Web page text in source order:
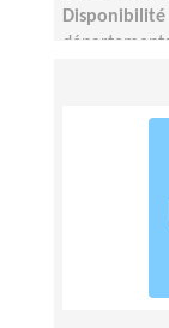
Disponibilité